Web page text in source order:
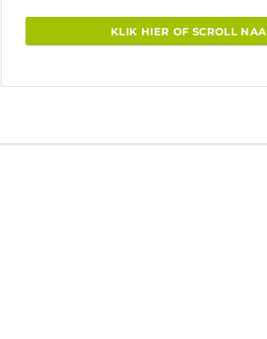
KLIK HIER OF SCROLL